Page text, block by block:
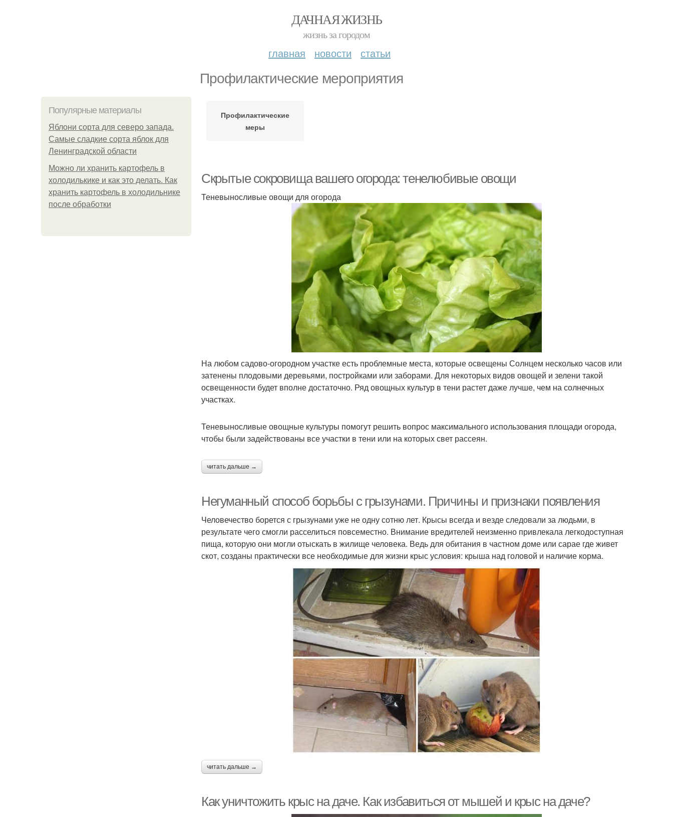
ДАЧНАЯ ЖИЗНЬ
жизнь за городом
главная новости статьи
Профилактические мероприятия
Популярные материалы
Яблони сорта для северо запада.
Самые сладкие сорта яблок для
Ленинградской области
Можно ли хранить картофель в
холодилькике и как это делать. Как
хранить картофель в холодильнике
после обработки
Профилактические
меры
Скрытые сокровища вашего огорода: тенелюбивые овощи
Теневыносливые овощи для огорода
На любом садово-огородном участке есть проблемные места, которые освещены Солнцем несколько часов или
затенены плодовыми деревьями, постройками или заборами. Для некоторых видов овощей и зелени такой
освещенности будет вполне достаточно. Ряд овощных культур в тени растет даже лучше, чем на солнечных
участках.
Теневыносливые овощные культуры помогут решить вопрос максимального использования площади огорода,
чтобы были задействованы все участки в тени или на которых свет рассеян.
читать дальше →
Негуманный способ борьбы с грызунами. Причины и признаки появления
Человечество борется с грызунами уже не одну сотню лет. Крысы всегда и везде следовали за людьми, в
результате чего смогли расселиться повсеместно. Внимание вредителей неизменно привлекала легкодоступная
пища, которую они могли отыскать в жилище человека. Ведь для обитания в частном доме или сарае где живет
скот, созданы практически все необходимые для жизни крыс условия: крыша над головой и наличие корма.
читать дальше →
Как уничтожить крыс на даче. Как избавиться от мышей и крыс на даче?